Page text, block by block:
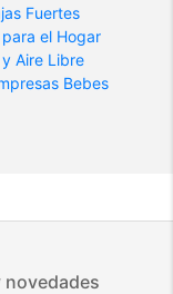
Fuertes
el Hogar
Aire Libre
Bebes